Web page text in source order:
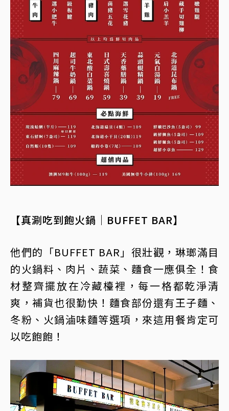
【真涮吃到飽火鍋｜BUFFET BAR】
他們的「BUFFET BAR」很壯觀，琳瑯滿目
的火鍋料、肉片、蔬菜、麵食一應俱全！食
材整齊擺放在冷藏檯裡，每一格都乾淨清
爽，補貨也很勤快！麵食部份還有王子麵、
冬粉、火鍋滷味麵等選項，來這用餐肯定可
以吃飽飽！